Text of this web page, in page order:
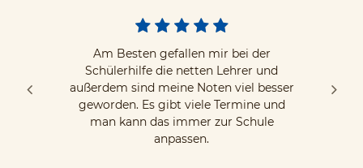
Am Besten gefallen mir bei der
Schülerhilfe die netten Lehrer und
außerdem sind meine Noten viel besser
geworden. Es gibt viele Termine und
man kann das immer zur Schule
anpassen.